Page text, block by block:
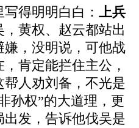
得明明白白： 上兵
黄权、赵云都站出
，没明说，可他战
肯定能拦住主公，
人劝刘备，不光是
孙权”的大道理，更
发，告诉他伐吴是